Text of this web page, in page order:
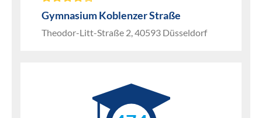
Gymnasium Koblenzer Straße
Theodor-Litt-Straße 2, 40593 Düsseldorf